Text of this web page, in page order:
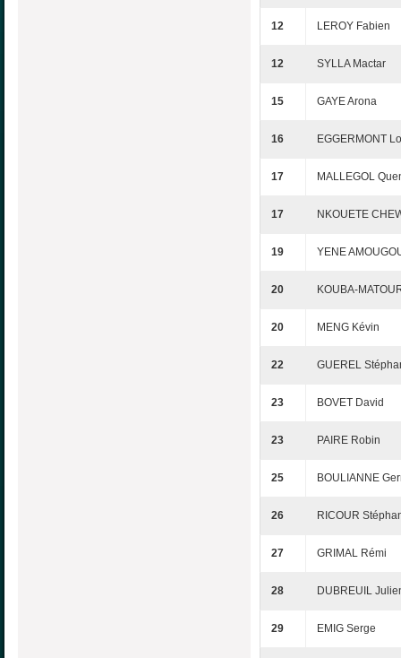
12 LEROY Fabien
12 SYLLA Mactar
15 GAYE Arona
16 EGGERMONT
17 MALLEGOL
17 NKOUETE
19 YENE
20 KOUBA-
20 MENG Kévin
22 GUEREL
23 BOVET David
23 PAIRE Robin
25 BOULIANNE
26 RICOUR
27 GRIMAL Rémi
28 DUBREUIL
29 EMIG Serge